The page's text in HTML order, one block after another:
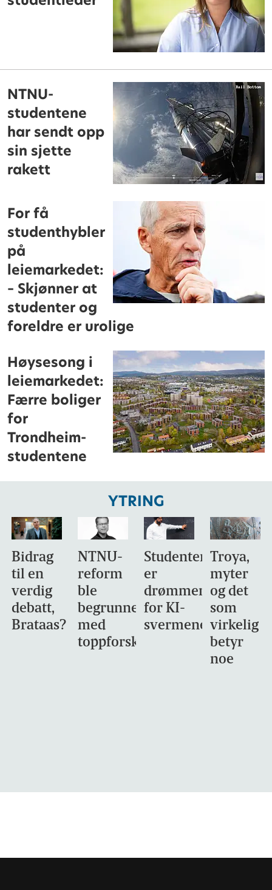
NTNU-
studentene
har sendt opp
sin sjette
rakett
For få
studenthybler
på
leiemarkedet:
– Skjønner at
studenter og
foreldre er urolige
Høysesong i
leiemarkedet:
Færre boliger
for
Trondheim-
studentene
YTRING
Bidrag
til en
verdig
debatt,
Brataas?
NTNU-
reform
ble
begrunnet
med
toppforskning
Studentene
er
drømmemålet
for KI-
svermene
Troya,
myter
og det
som
virkelig
betyr
noe